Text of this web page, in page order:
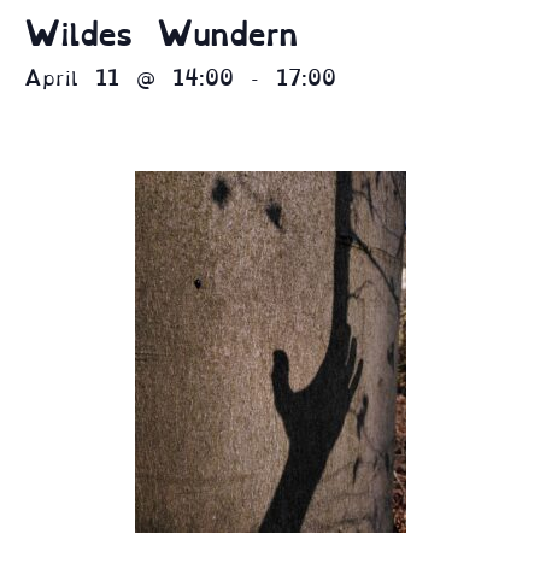
Wildes Wundern
April 11 @ 14:00 - 17:00